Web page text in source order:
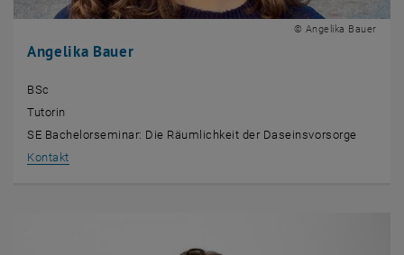
Angelika Bauer
© Angelika Bauer
BSc
Tutorin
SE Bachelorseminar: Die Räumlichkeit der Daseinsvorsorge
Kontakt, öffnet eine externe URL in einem neuen Fenster